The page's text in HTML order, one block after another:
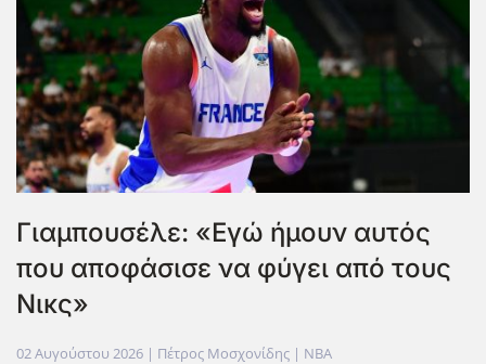
Γιαμπουσέλε: «Εγώ ήμουν αυτός
που αποφάσισε να φύγει από τους
Νικς»
02 Αυγούστου 2026 | Πέτρος Μοσχονίδης | NBA